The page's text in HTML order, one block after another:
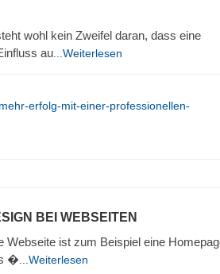
wohl kein Zweifel daran, dass eine
au ...Weiterlesen
erfolg-mit-einer-professionellen-
BEI WEBSEITEN
ist zum Beispiel eine
� ...Weiterlesen